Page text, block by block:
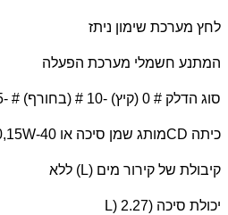
לחץ מערכת שימון ניתז
המתנע חשמלי מערכת הפעלה
סוג הדלק # 0 (קיץ) -10 # (בחורף) # -35 דיזל (
כיתה CDמותג שמן סיכה או 40
קיבולת של קירור מים (L) ללא
יכולת סיכה (L) 2.27